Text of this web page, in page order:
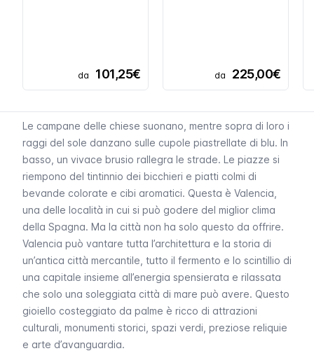
da 101,25€ da 225,00€
Le campane delle chiese suonano, mentre sopra di loro i
raggi del sole danzano sulle cupole piastrellate di blu. In
basso, un vivace brusio rallegra le strade. Le piazze si
riempono del tintinnio dei bicchieri e piatti colmi di
bevande colorate e cibi aromatici. Questa è Valencia,
una delle località in cui si può godere del miglior clima
della Spagna. Ma la città non ha solo questo da offrire.
Valencia può vantare tutta l’architettura e la storia di
un’antica città mercantile, tutto il fermento e lo scintillio di
una capitale insieme all’energia spensierata e rilassata
che solo una soleggiata città di mare può avere. Questo
gioiello costeggiato da palme è ricco di attrazioni
culturali, monumenti storici, spazi verdi, preziose reliquie
e arte d’avanguardia.